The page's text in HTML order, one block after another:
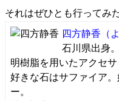
それはぜひとも行ってみ
四方静香 （
石川県出身
明樹脂を用いたアクセ
好きな石はサファイア
ー。